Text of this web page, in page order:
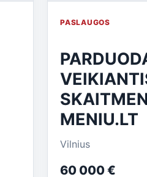
PASLAUGOS
MENIU.LT
Vilnius
60 000 €